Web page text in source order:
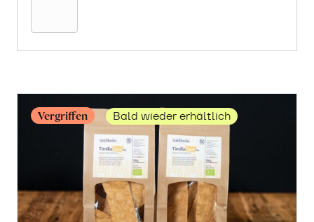
Vergriffen Bald wieder erhältlich